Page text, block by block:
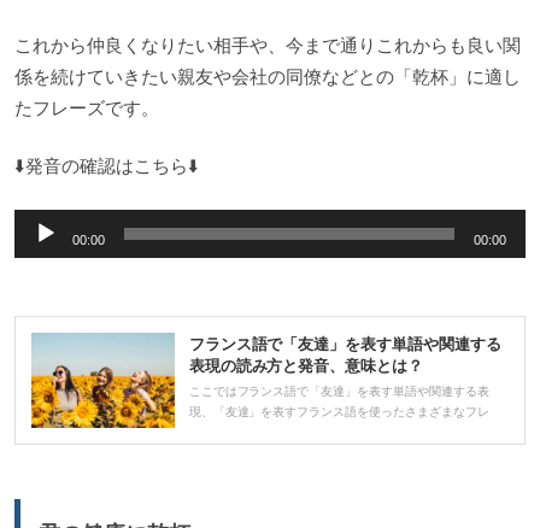
これから仲良くなりたい相手や、今まで通りこれからも良い関
係を続けていきたい親友や会社の同僚などとの「乾杯」に適し
たフレーズです。
⬇️発音の確認はこちら⬇️
声
ヤ
ー
00:00 00:00
フランス語で「友達」を表す単語や関連する
表現の読み方と発音、意味とは？
ここではフランス語で「友達」を表す単語や関連する表
現、「友達」を表すフランス語を使ったさまざまなフレ